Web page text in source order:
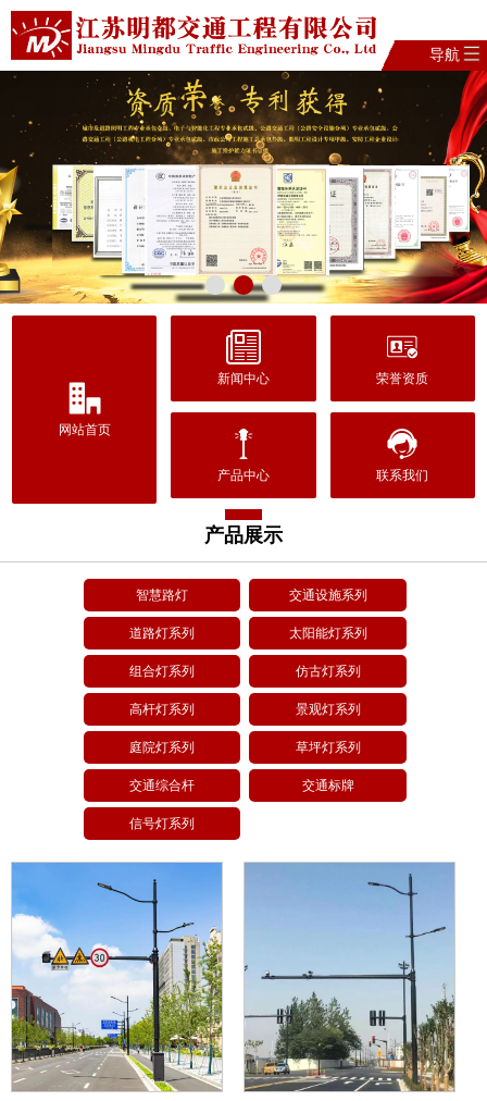
导航
网站首页
新闻中心 荣誉资质
产品中心 联系我们
产品展示
智慧路灯 交通设施系列
道路灯系列 太阳能灯系列
组合灯系列 仿古灯系列
高杆灯系列 景观灯系列
庭院灯系列 草坪灯系列
交通综合杆 交通标牌
信号灯系列